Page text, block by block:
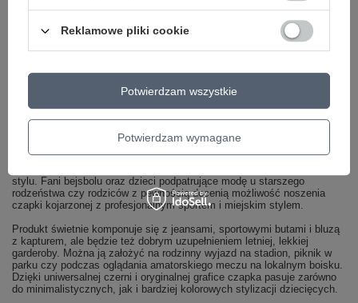
Taki rozmiar świetnie sprawdzi się w codziennych sytuacjach: w drodze
do przedszkola, podczas porannych wyjść na zajęcia sportowe, na
boisku szkolnym czy podczas rodzinnych spacerów o każdej porze
dnia. Czapka nie jest zbyt obszerna ani zbyt ciasna, co wpływa na
przez kilka godzin, nie odczuwając nadmiernego ucisku czy
Styl NY Yankees – modny dodatek do
dziecięcej garderoby
Logo i stylistyka nawiązująca do drużyny New York Yankees sprawiają,
stylu. Fani bejsbolu oraz dzieci podpatrujące modę u starszego
rodzeństwa czy rodziców z pewnością docenią możliwość noszenia
czapki kojarzonej z profesjonalnym sportem i miejskim stylem.
Produkt świetnie komponuje się z jeansami, sportowymi butami i bluzą
z kapturem, ale będzie też dobrym uzupełnieniem letniej, lekkiej
garderoby. Można ją założyć na rodzinny wyjazd na stadion, piknik w
parku czy podczas oglądania amatorskiego meczu na lokalnym boisku.
Dzięki uniwersalnej czerni i oryginalnej grafice czapka pasuje zarówno
do minimalistycznych, jak i bardziej kolorowych stylizacji dziecięcych.
Reklamowe pliki cookie
Potwierdzam wymagane
Potwierdzam wszystkie